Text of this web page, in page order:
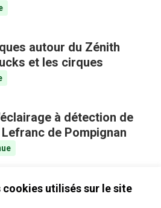
utilisés sur le site
autour du Zénith
et les cirques
à détection de
de Pompignan